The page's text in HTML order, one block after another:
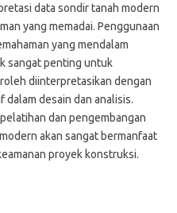
data sondir tanah modern
yang memadai. Penggunaan
yang mendalam
sangat penting untuk
diinterpretasikan dengan
dalam desain dan analisis.
dan pengembangan
akan sangat bermanfaat
proyek konstruksi.